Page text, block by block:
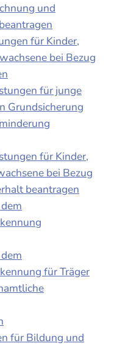
und
für Kinder,
bei Bezug
für junge
Grundsicherung
für Kinder,
bei Bezug
beantragen
für Träger
für Bildung und